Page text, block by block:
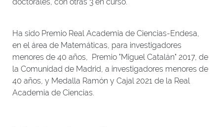
Ha sido Premio Real Academia de Ciencias-Endesa,
en el área de Matemáticas, para investigadores
menores de 40 años, Premio "Miguel Catalán" 2017, de
la Comunidad de Madrid, a investigadores menores de
40 años, y Medalla Ramón y Cajal 2021 de la Real
Academia de Ciencias.